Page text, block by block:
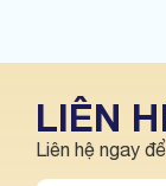
LIÊN
Liên hệ ngay